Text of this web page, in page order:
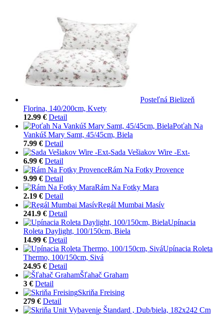
Posteľná Bielizeň
Florina, 140/200cm, Kvety
12.99 € Detail
Poťah Na
Vankúš Mary Samt, 45/45cm, Biela
7.99 € Detail
Sada Vešiakov Wire -Ext-
6.99 € Detail
Rám Na Fotky Provence
9.99 € Detail
Rám Na Fotky Mara
2.19 € Detail
Regál Mumbai Masív
241.9 € Detail
Upínacia
Roleta Daylight, 100/150cm, Biela
14.99 € Detail
Upínacia Roleta
Thermo, 100/150cm, Sivá
24.95 € Detail
Šľahač Graham
3 € Detail
Skriňa Freising
279 € Detail